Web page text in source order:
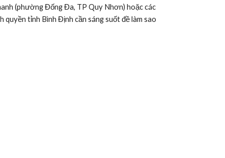
quyền tỉnh Bình Định cần sáng suốt đề làm sao